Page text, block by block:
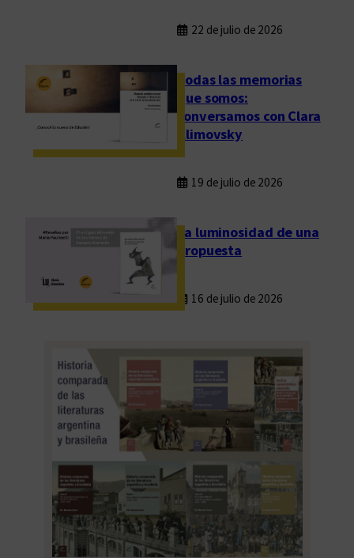
22 de julio de 2026
Todas las memorias
que somos:
conversamos con Clara
Klimovsky
19 de julio de 2026
La luminosidad de una
propuesta
16 de julio de 2026